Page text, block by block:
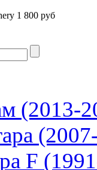
1 800 руб
(2013-
F